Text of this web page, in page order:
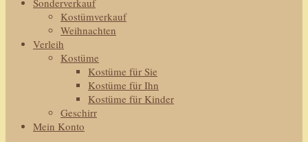
Sonderverkauf
Kostümverkauf
Weihnachten
Verleih
Kostüme
Kostüme für Sie
Kostüme für Ihn
Kostüme für Kinder
Geschirr
Mein Konto